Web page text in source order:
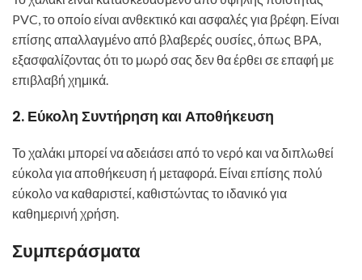
PVC, το οποίο είναι ανθεκτικό και ασφαλές για βρέφη. Είναι
επίσης απαλλαγμένο από βλαβερές ουσίες, όπως BPA,
εξασφαλίζοντας ότι το μωρό σας δεν θα έρθει σε επαφή με
επιβλαβή χημικά.
2. Εύκολη Συντήρηση και Αποθήκευση
Το χαλάκι μπορεί να αδειάσει από το νερό και να διπλωθεί
εύκολα για αποθήκευση ή μεταφορά. Είναι επίσης πολύ
εύκολο να καθαριστεί, καθιστώντας το ιδανικό για
καθημερινή χρήση.
Συμπεράσματα